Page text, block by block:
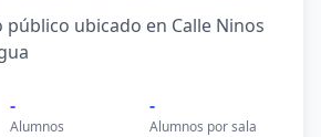
público ubicado en Calle Ninos
-
Alumnos
-
Alumnos por sala